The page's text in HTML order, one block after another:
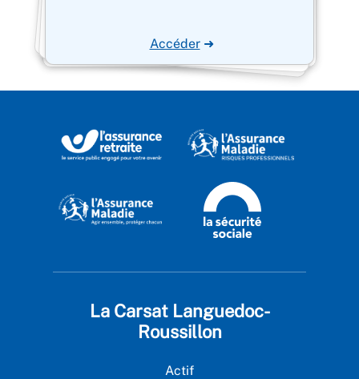
Accéder ➜
La Carsat Languedoc-
Roussillon
Actif